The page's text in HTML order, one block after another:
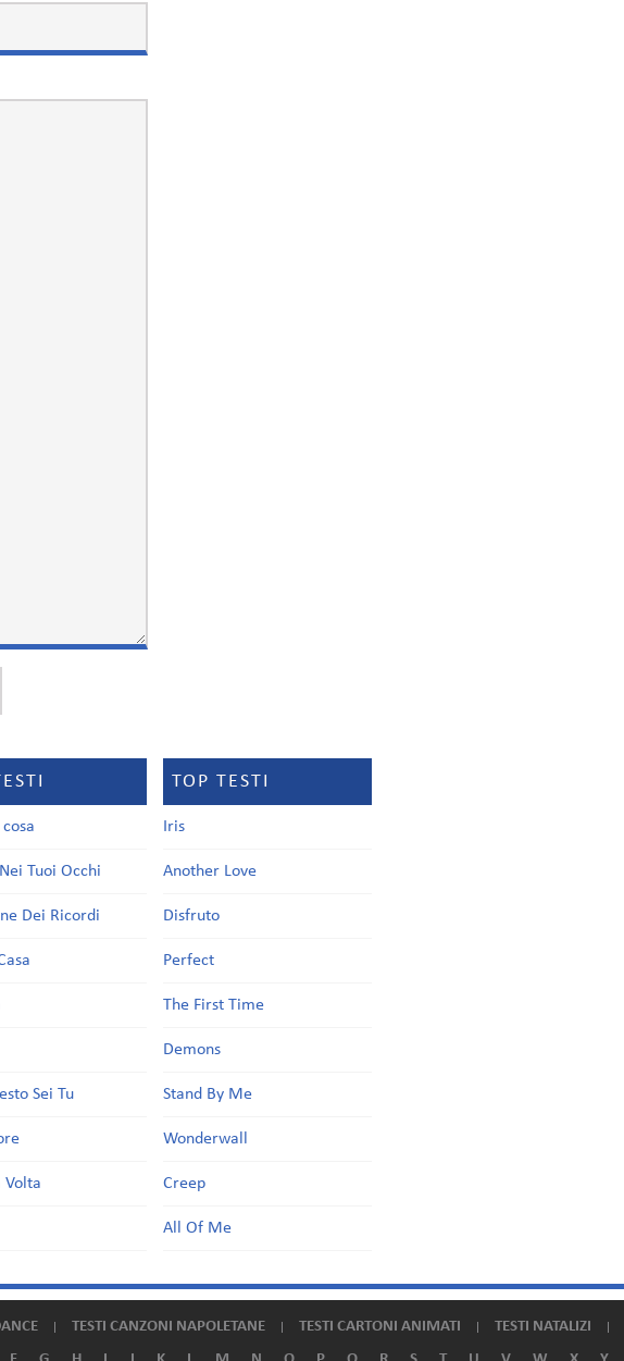
Tuoi Occhi
Dei Ricordi
Sei Tu
Volta
TOP TESTI
Iris
Another Love
Disfruto
Perfect
The First Time
Demons
Stand By Me
Wonderwall
Creep
All Of Me
TESTI CANZONI NAPOLETANE TESTI CARTONI ANIMATI TESTI NATALIZI